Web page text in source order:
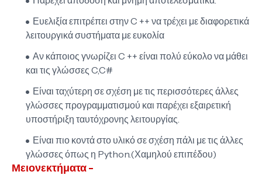
Ευελιξία επιτρέπει στην C ++ να τρέχει με διαφορετικά
λειτουργικά συστήματα με ευκολία
Αν κάποιος γνωρίζει C ++ είναι πολύ εύκολο να μάθει
και τις γλώσσες C,C#
Είναι ταχύτερη σε σχέση με τις περισσότερες άλλες
γλώσσες προγραμματισμού και παρέχει εξαιρετική
υποστήριξη ταυτόχρονης λειτουργίας.
Είναι πιο κοντά στο υλικό σε σχέση πάλι με τις άλλες
γλώσσες όπως η Python.(Χαμηλού επιπέδου)
Μειονεκτήματα -